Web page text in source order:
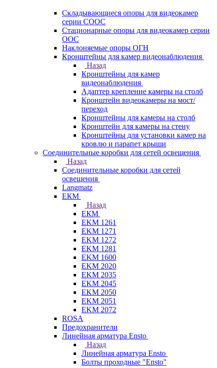
Складывающиеся опоры для видеокамер
серии СООС
Стационарные опоры для видеокамер серии
ООС
Наклоняемые опоры ОГН
Кронштейны для камер видеонаблюдения
Назад
Кронштейны для камер
видеонаблюдения
Адаптер крепление камеры на столб
Кронштейн видеокамеры на мост/
переход
Кронштейны для камеры на столб
Кронштейн для камеры на стену
Кронштейны для установки камер на
кровлю и парапет крыши
Соединительные коробки для сетей освещения
Назад
Соединительные коробки для сетей
освещения
Langmatz
ЕКМ
Назад
ЕКМ
EKM 1261
EKM 1271
EKM 1272
EKM 1281
EKM 1600
EKM 2020
EKM 2035
EKM 2045
EKM 2050
EKM 2051
EKM 2072
ROSA
Предохранители
Линейная арматура Ensto
Назад
Линейная арматура Ensto
Болты проходные "Ensto"